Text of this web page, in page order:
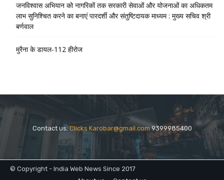
जनविश्वास अभियान को नागरिकों तक सरकारी सेवाओं और योजनाओं का अधिकतम
लाभ सुनिश्चित करने का बनाएं पारदर्शी और संतुष्टिदायक माध्यम : मुख्य सचिव श्री
बर्णवाल
मुरैना के डायल-112 हीरोज
Contact us: Clicks Karobar@gmail.com9399985400
© Copyright - India Web News Since 2017